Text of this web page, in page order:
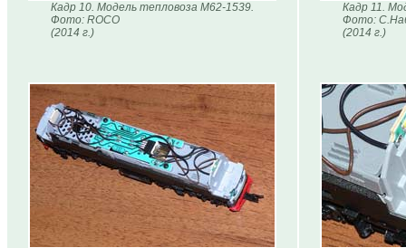
Кадр 10. Модель тепловоза М62-1539.
Фото: ROCO
(2014 г.)
Кадр 11.
Фото:
(2014 г.)